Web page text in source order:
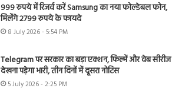
999 रुपये में रिजर्व करें Samsung का नया फोल्डेबल फोन,
मिलेंगे 2799 रुपये के फायदे
8 July 2026 - 5:54 PM
Telegram पर सरकार का बड़ा एक्शन, फिल्में और वेब सीरीज
देखना पड़ेगा भारी, तीन दिनों में दूसरा नोटिस
5 July 2026 - 2:25 PM